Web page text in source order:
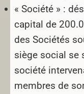
« Société » :
capital de
des Sociétés
siège social se
société
membres de